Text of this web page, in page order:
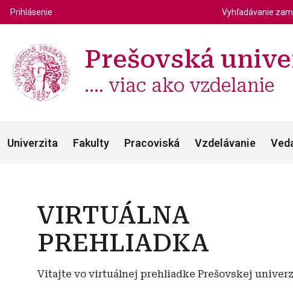
Používateľské menu
Prihlásenie Top
Vyhľadávanie
Prešovská
.... viac ako vzdelanie
Univerzita Fakulty Pracoviská Vzdelávanie
VIRTUÁLNA
PREHLIADKA
Vitajte vo virtuálnej prehliadke Prešovskej